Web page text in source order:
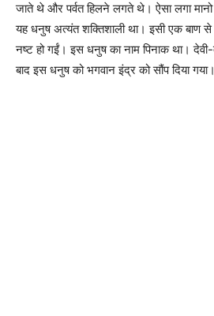
जाते थे और पर्वत हिलने लगते थे। ऐसा लगा
यह धनुष अत्यंत शक्तिशाली था। इसी एक बाण से
नष्ट हो गईं। इस धनुष का नाम पिनाक था।
बाद इस धनुष को भगवान इंद्र को सौंप दिया गया।